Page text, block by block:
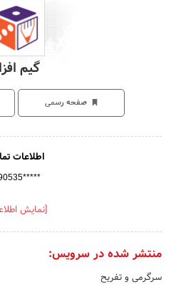
گیم
صفحه رسمی
اطلاعات
[نمایش
منتشر شده در سرویس:
سرگرمی و تفریح